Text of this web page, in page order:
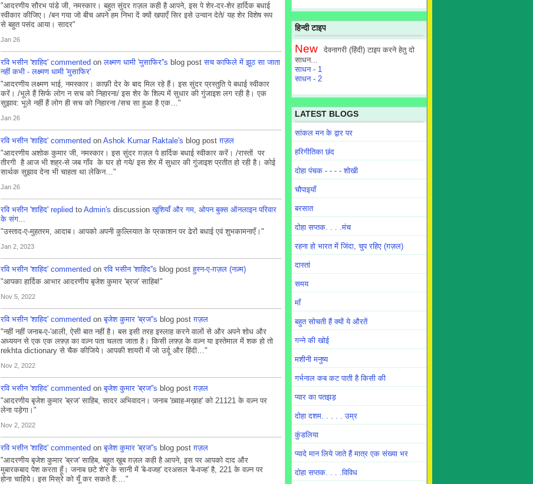
"आदरणीय सौरभ पांडे जी, नमस्कार। बहुत सुंदर ग़ज़ल कही है आपने, इस पे शेर-दर-शेर हार्दिक बधाई
स्वीकार कीजिए। /बन गया जो बीच अपने हम निभा दें क्यों खपाएँ सिर इसे उन्वान देते/ यह शेर विशेष रूप
से बहुत पसंद आया। सादर"
Jan 26
रवि भसीन 'शाहिद' commented onलक्ष्मण धामी 'मुसाफिर''s blog postसच काफिले में झूठ सा जाता
नहीं कभी - लक्ष्मण धामी 'मुसाफिर'
"आदरणीय लक्ष्मण भाई, नमस्कार। काफ़ी देर के बाद मिल रहे हैं। इस सुंदर प्रस्तुति पे बधाई स्वीकार
करें। /भूले हैं सिर्फ लोग न सच को निहारना/ इस शेर के शिल्प में सुधार की गुंजाइश लग रही है। एक
सुझाव: भूले नहीं हैं लोग ही सच को निहारना /सच सा हुआ है एक…"
Jan 26
रवि भसीन 'शाहिद' commented on Ashok Kumar Raktale's blog postग़ज़ल
"आदरणीय अशोक कुमार जी, नमस्कार। इस सुंदर ग़ज़ल पे हार्दिक बधाई स्वीकार करें। /रास्तों पर
तीरगी है आज भी शह्र-से जब गाँव के घर हो गये/ इस शेर में सुधार की गुंजाइश प्रतीत हो रही है। कोई
सार्थक सुझाव देना भी चाहता था लेकिन…"
Jan 26
रवि भसीन 'शाहिद' replied to Admin's discussionखुशियाँ और गम, ओपन बुक्स ऑनलाइन परिवार
के संग...
"उस्ताद-ए-मुहतरम, आदाब। आपको अपनी कुल्लियात के प्रकाशन पर ढेरों बधाई एवं शुभकामनाएँ।"
Jan 2, 2023
रवि भसीन 'शाहिद' commented onरवि भसीन 'शाहिद''s blog postहुस्न-ए-ग़ज़ल (नज़्म)
"आपका हार्दिक आभार आदरणीय बृजेश कुमार 'ब्रज' साहिब!"
Nov 5, 2022
रवि भसीन 'शाहिद' commented onबृजेश कुमार 'ब्रज''s blog postग़ज़ल
"नहीं नहीं जनाब-ए-'आली, ऐसी बात नहीं है। बस इसी तरह इस्लाह करने वालों से और अपने शोध और
अध्ययन से एक एक लफ़्ज़ का वज़्न पता चलता जाता है। किसी लफ़्ज़ के वज़्न या इस्तेमाल में शक हो तो
rekhta dictionary से चैक कीजिये। आपकी शायरी में जो उर्दू और हिंदी…"
Nov 2, 2022
रवि भसीन 'शाहिद' commented onबृजेश कुमार 'ब्रज''s blog postग़ज़ल
"आदरणीय बृजेश कुमार 'ब्रज' साहिब, सादर अभिवादन। जनाब 'ख़्वाह-मख़ाह' को 21121 के वज़्न पर
लेना पड़ेगा।"
Nov 2, 2022
रवि भसीन 'शाहिद' commented onबृजेश कुमार 'ब्रज''s blog postग़ज़ल
"आदरणीय बृजेश कुमार 'ब्रज' साहिब, बहुत ख़ूब ग़ज़ल कही है आपने, इस पर आपको दाद और
मुबारकबाद पेश करता हूँ। जनाब छटे शे'र के सानी में 'बे-वजह' दरअसल 'बे-वज्ह' है, 221 के वज़्न पर
होना चाहिये। इस मिस्रे को यूँ कर सकते हैं:…"
हिन्दी टाइप
New
देवनागरी (हिंदी) टाइप करने हेतु दो
साधन...
साधन - 1
साधन - 2
LATEST BLOGS
सांकल मन के द्वार पर
हरिगीतिका छंद
दोहा पंचक - - - - शोखी
चौपाइयाँ
बरसात
दोहा सप्तक. . . .मंच
रहना हो भारत में जिंदा, चुप रहिए (ग़ज़ल)
दास्तां
समय
माँ
बहुत सोचती हैं क्यों ये औरतें
गन्ने की खोई
मशीनी मनुष्य
गर्भनाल कब कट पाती है किसी की
प्यार का पतझड़
दोहा दशम. . . . . उम्र
कुंडलिया
प्यादे मान लिये जाते हैं मात्र एक संख्या भर
दोहा सप्तक. . . .विविध